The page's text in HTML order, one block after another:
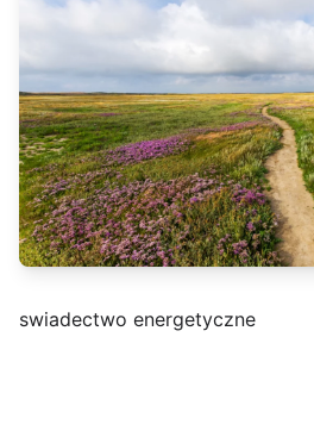
swiadectwo energetyczne